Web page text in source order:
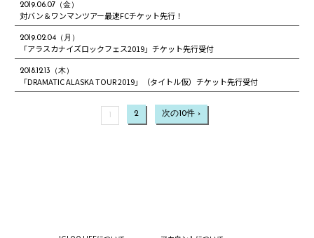
2019.06.07（金）
対バン＆ワンマンツアー最速FCチケット先行！
2019.02.04（月）
「アラスカナイズロックフェス2019」チケット先行受付
2018.12.13（木）
「DRAMATIC ALASKA TOUR 2019」（タイトル仮）チケット先行受付
1 2 次の10件 ›